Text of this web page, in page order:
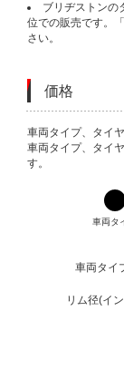
ブリヂストンの
位での販売です。
さい。
価格
VARIATIONS
車両タイプ、タイ
車両タイプ、タイ
す。
車両タ
車両タイ
リム径(イ